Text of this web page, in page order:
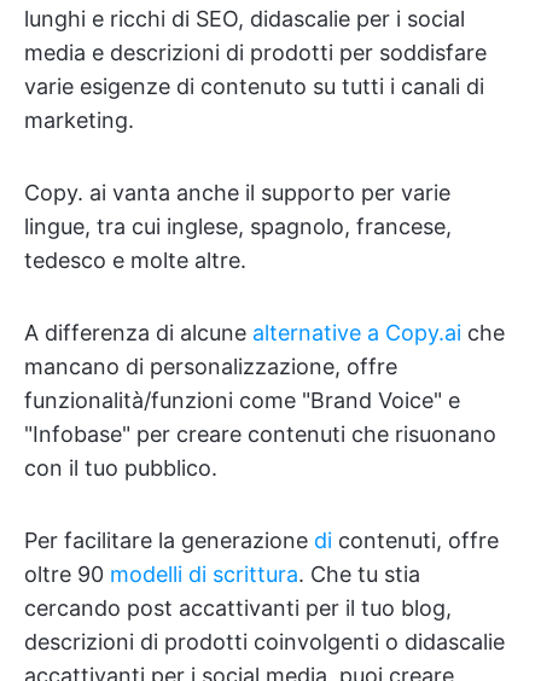
lunghi e ricchi di SEO, didascalie per i social
media e descrizioni di prodotti per soddisfare
varie esigenze di contenuto su tutti i canali di
marketing.
Copy. ai vanta anche il supporto per varie
lingue, tra cui inglese, spagnolo, francese,
tedesco e molte altre.
A differenza di alcune alternative a Copy.ai che
mancano di personalizzazione, offre
funzionalità/funzioni come "Brand Voice" e
"Infobase" per creare contenuti che risuonano
con il tuo pubblico.
Per facilitare la generazione di contenuti, offre
oltre 90 modelli di scrittura. Che tu stia
cercando post accattivanti per il tuo blog,
descrizioni di prodotti coinvolgenti o didascalie